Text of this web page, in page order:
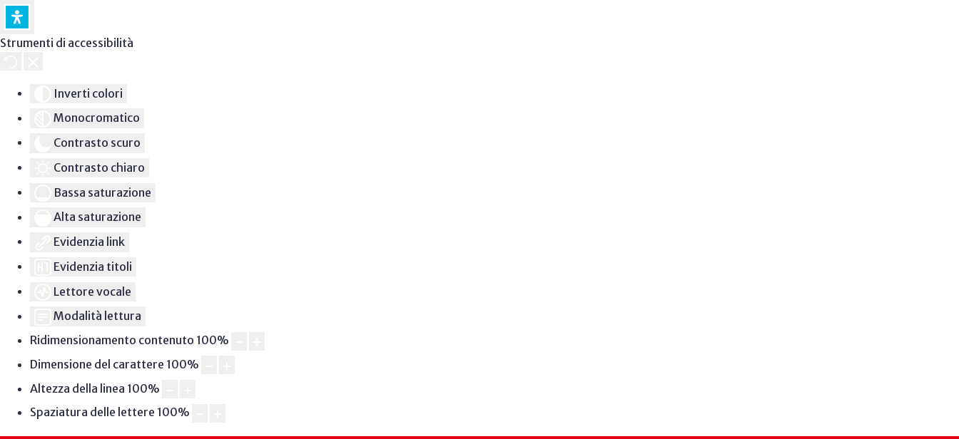
Strumenti di accessibilità
Inverti colori
Monocromatico
Contrasto scuro
Contrasto chiaro
Bassa saturazione
Alta saturazione
Evidenzia link
Evidenzia titoli
Lettore vocale
Modalità lettura
Ridimensionamento contenuto 100%
Dimensione del carattere 100%
Altezza della linea 100%
Spaziatura delle lettere 100%